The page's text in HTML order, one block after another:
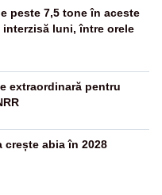
peste 7,5 tone în aceste
luni, între orele
extraordinară pentru
crește abia în 2028